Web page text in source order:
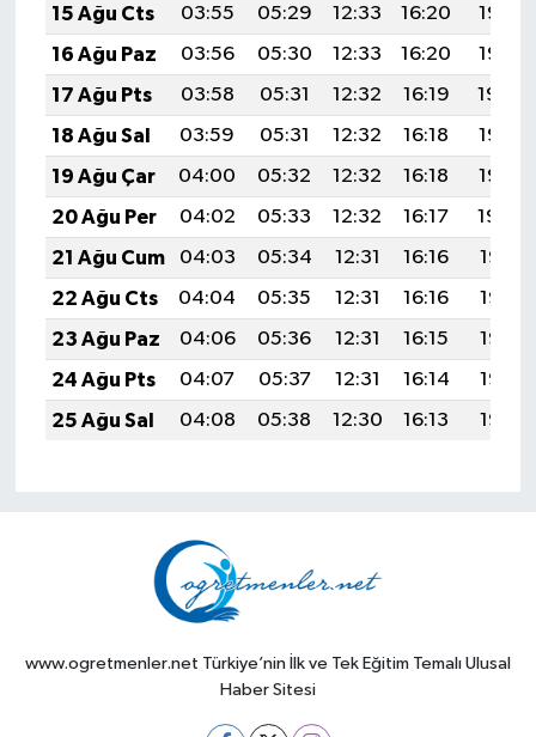
15 Ağu Cts
03:55 05:29 12:33 16:20
19:27
16 Ağu Paz
03:56 05:30 12:33 16:20
19:26
17 Ağu Pts
03:58 05:31 12:32 16:19
19:24
18 Ağu Sal
03:59 05:31 12:32 16:18
19:23
19 Ağu Çar
04:00 05:32 12:32 16:18
19:22
20 Ağu Per
04:02 05:33 12:32 16:17
19:20
21 Ağu Cum
04:03 05:34 12:31 16:16
19:19
22 Ağu Cts
04:04 05:35 12:31 16:16
19:17
23 Ağu Paz
04:06 05:36 12:31 16:15
19:16
24 Ağu Pts
04:07 05:37 12:31 16:14
19:14
25 Ağu Sal
04:08 05:38 12:30 16:13 19:13
www.ogretmenler.net Türkiye’nin İlk ve Tek Eğitim Temalı Ulusal
Haber Sitesi